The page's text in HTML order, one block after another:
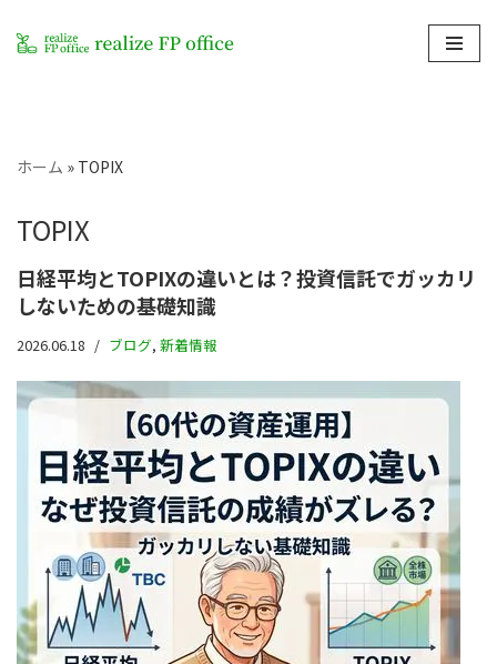
コ
ツ
ス
ッ
プ
ホーム » TOPIX
TOPIX
日経平均とTOPIXの違いとは？投資信託でガッカリ
しないための基礎知識
2026.06.18 ブログ, 新着情報